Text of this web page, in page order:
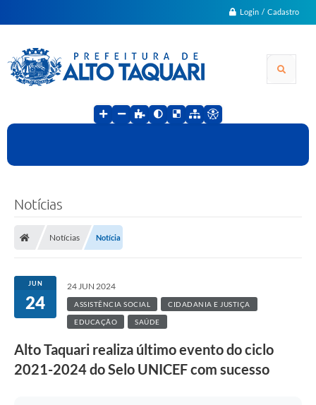
Login / Cadastro
Notícias
Notícias Notícia
JUN
24
24 JUN 2024
ASSISTÊNCIA SOCIAL CIDADANIA E JUSTIÇA
EDUCAÇÃO SAÚDE
Alto Taquari realiza último evento do ciclo
2021-2024 do Selo UNICEF com sucesso